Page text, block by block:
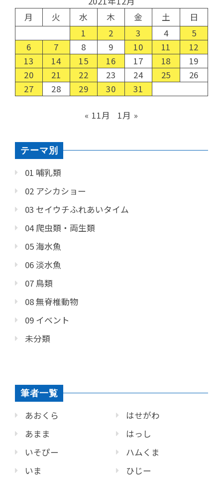
月
火 水 木 金 土
日
1
2 3 4
5
6
7 8 9 10 11
12
13
14 15 16 17 18
19
20
21 22 23 24 25
26
27
28 29 30 31
« 11月 1月 »
テーマ別
01 哺乳類
02 アシカショー
03 セイウチふれあいタイム
04 爬虫類・両生類
05 海水魚
06 淡水魚
07 鳥類
08 無脊椎動物
09 イベント
未分類
筆者一覧
あおくら
あまま
いそぴー
いま
はせがわ
はっし
ハムくま
ひじー